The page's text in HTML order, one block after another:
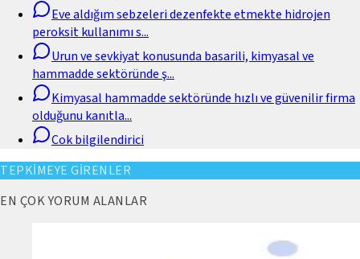
Eve aldığım sebzeleri dezenfekte etmekte hidrojen
peroksit kullanımı s...
Urun ve sevkiyat konusunda basarili, kimyasal ve
hammadde sektöründe ş...
Kimyasal hammadde sektöründe hızlı ve güvenilir firma
olduğunu kanıtla...
Cok bilgilendirici
TEPKİMEYE GİRENLER
EN ÇOK YORUM ALANLAR